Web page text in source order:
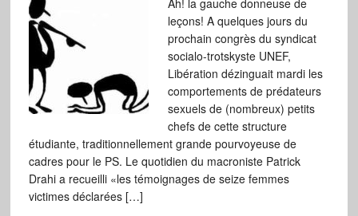
Ah! la gauche donneuse de
leçons! A quelques jours du
prochain congrès du syndicat
socialo-trotskyste UNEF,
Libération dézinguait mardi les
comportements de prédateurs
sexuels de (nombreux) petits
chefs de cette structure
étudiante, traditionnellement grande pourvoyeuse de
cadres pour le PS. Le quotidien du macroniste Patrick
Drahi a recueilli «les témoignages de seize femmes
victimes déclarées […]